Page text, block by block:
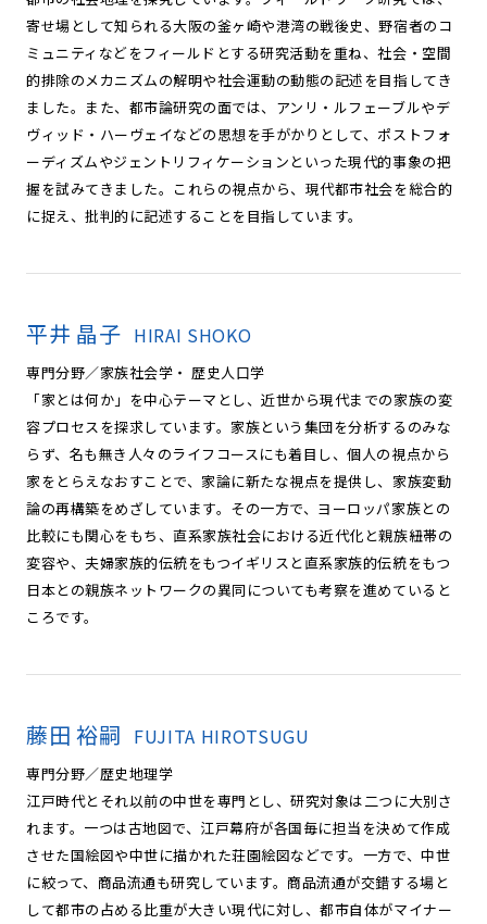
寄せ場として知られる大阪の釜ヶ崎や港湾の戦後史、野宿者のコ
ミュニティなどをフィールドとする研究活動を重ね、社会・空間
的排除のメカニズムの解明や社会運動の動態の記述を目指してき
ました。また、都市論研究の面では、アンリ・ルフェーブルやデ
ヴィッド・ハーヴェイなどの思想を手がかりとして、ポストフォ
ーディズムやジェントリフィケーションといった現代的事象の把
握を試みてきました。これらの視点から、現代都市社会を総合的
に捉え、批判的に記述することを目指しています。
平井 晶子 HIRAI SHOKO
専門分野／家族社会学・ 歴史人口学
「家とは何か」を中心テーマとし、近世から現代までの家族の変
容プロセスを探求しています。家族という集団を分析するのみな
らず、名も無き人々のライフコースにも着目し、個人の視点から
家をとらえなおすことで、家論に新たな視点を提供し、家族変動
論の再構築をめざしています。その一方で、ヨーロッパ家族との
比較にも関心をもち、直系家族社会における近代化と親族紐帯の
変容や、夫婦家族的伝統をもつイギリスと直系家族的伝統をもつ
日本との親族ネットワークの異同についても考察を進めていると
ころです。
藤田 裕嗣 FUJITA HIROTSUGU
専門分野／歴史地理学
江戸時代とそれ以前の中世を専門とし、研究対象は二つに大別さ
れます。一つは古地図で、江戸幕府が各国毎に担当を決めて作成
させた国絵図や中世に描かれた荘園絵図などです。一方で、中世
に絞って、商品流通も研究しています。商品流通が交錯する場と
して都市の占める比重が大きい現代に対し、都市自体がマイナー